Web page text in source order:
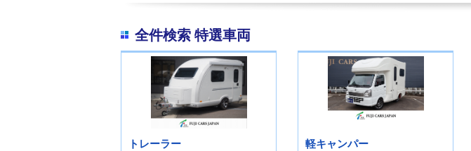
全件検索 特選車両
トレーラー 軽キャンパー